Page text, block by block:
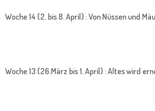
Woche 14 (2. bis 8. April) : Von Nüssen und
Woche 13 (26.März bis 1. April) : Altes wird